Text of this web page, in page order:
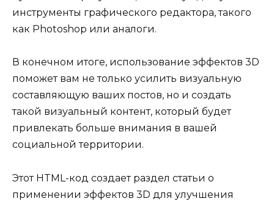
инструменты графического редактора, такого
как Photoshop или аналоги.
В конечном итоге, использование эффектов 3D
поможет вам не только усилить визуальную
составляющую ваших постов, но и создать
такой визуальный контент, который будет
привлекать больше внимания в вашей
социальной территории.
Этот HTML-код создает раздел статьи о
применении эффектов 3D для улучшения